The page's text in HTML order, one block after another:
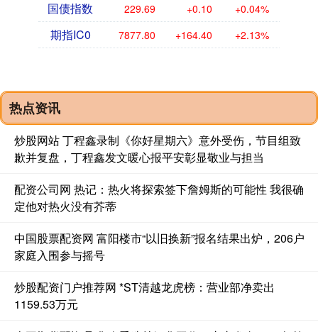
国债指数 229.69 +0.10 +0.04%
期指IC0 7877.80 +164.40 +2.13%
热点资讯
炒股网站 丁程鑫录制《你好星期六》意外受伤，节目组致
歉并复盘，丁程鑫发文暖心报平安彰显敬业与担当
配资公司网 热记：热火将探索签下詹姆斯的可能性 我很确
定他对热火没有芥蒂
中国股票配资网 富阳楼市“以旧换新”报名结果出炉，206户
家庭入围参与摇号
炒股配资门户推荐网 *ST清越龙虎榜：营业部净卖出
1159.53万元